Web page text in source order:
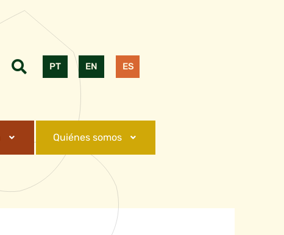
PT EN ES
Quiénes somos